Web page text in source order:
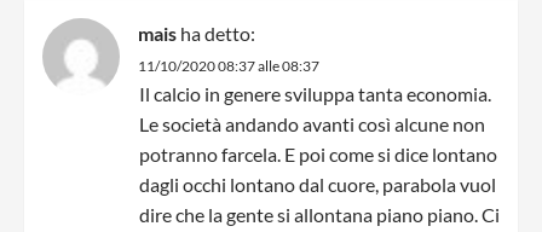
mais ha detto:
11/10/2020 08:37 alle 08:37
Il calcio in genere sviluppa tanta economia.
Le società andando avanti così alcune non
potranno farcela. E poi come si dice lontano
dagli occhi lontano dal cuore, parabola vuol
dire che la gente si allontana piano piano. Ci